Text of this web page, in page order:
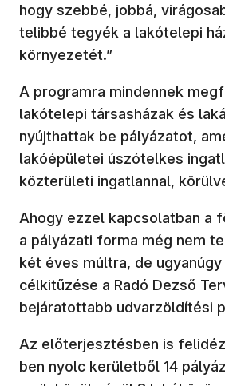
hogy szebbé, jobbá,
telibbé tegyék a lakótelepi
környezetét.”
A programra mindennek
lakótelepi társasházak és
nyújthattak be pályázatot,
lakóépületei úszótelkes
közterületi ingatlannal,
Ahogy ezzel kapcsolatban a
a pályázati forma még nem
két éves múltra, de
célkitűzése a Radó Dezső
bejáratottabb udvarzöldítési
Az előterjesztésben is
ben nyolc kerületből 14